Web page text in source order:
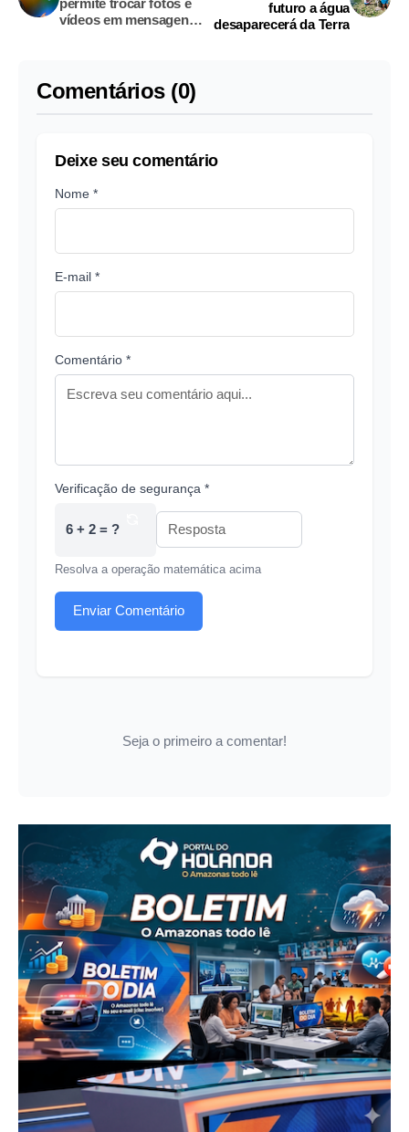
vídeos em mensagens
futuro a água
desaparecerá da Terra
Comentários (0)
Deixe seu comentário
Nome *
E-mail *
Comentário *
Verificação de segurança *
6 + 2 = ?
Resolva a operação matemática acima
Enviar Comentário
Seja o primeiro a comentar!